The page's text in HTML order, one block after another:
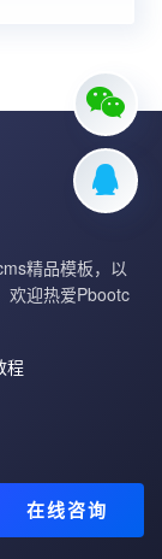
精品模板，以
欢迎热爱Pbootc
程
在线咨询